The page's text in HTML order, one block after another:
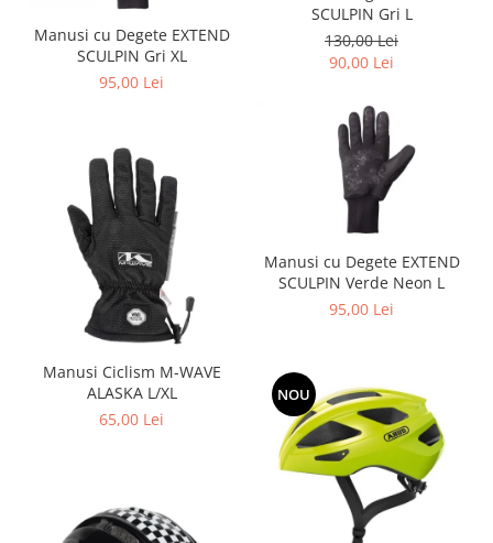
SCULPIN Gri L
130,00 Lei
90,00 Lei
Manusi cu Degete EXTEND
SCULPIN Gri XL
95,00 Lei
Manusi cu Degete EXTEND
SCULPIN Verde Neon L
95,00 Lei
Manusi Ciclism M-WAVE
ALASKA L/XL
65,00 Lei
NOU